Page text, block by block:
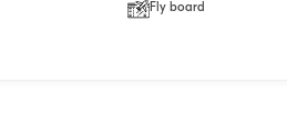
Fly board